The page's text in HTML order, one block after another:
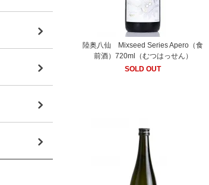
陸奥八仙 Mixseed Series Apero（食
前酒）720ml（むつはっせん）
SOLD OUT